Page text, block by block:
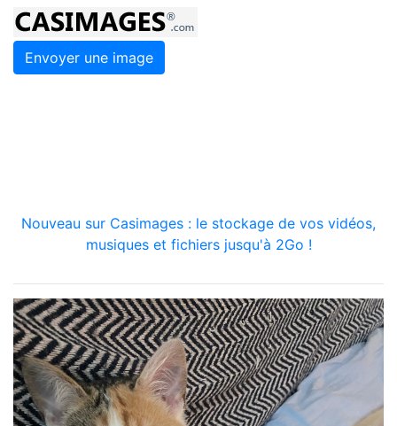
Envoyer une image
Nouveau sur Casimages : le stockage de vos vidéos,
musiques et fichiers jusqu'à 2Go !